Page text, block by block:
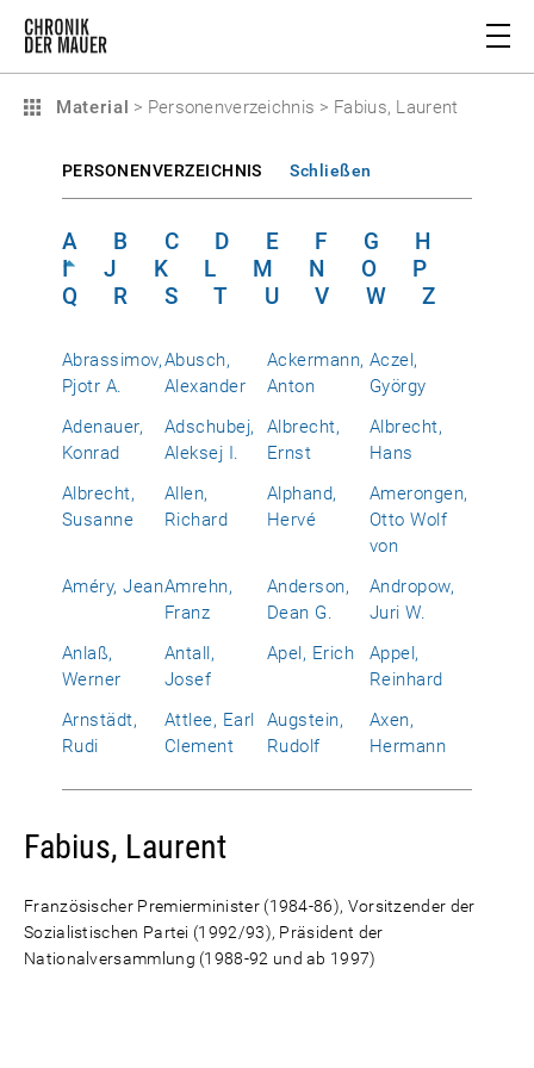
Material > Personenverzeichnis > Fabius, Laurent
PERSONENVERZEICHNIS Schließen
A B C D E F G
H
I
J K L M N O
P
Q
R S T U V W Z
Abrassimov,
Pjotr A.
Abusch,
Alexander
Ackermann,
Anton
Aczel,
György
Adenauer,
Konrad
Adschubej,
Aleksej I.
Albrecht,
Ernst
Albrecht,
Hans
Albrecht,
Susanne
Allen,
Richard
Alphand,
Hervé
Amerongen,
Otto Wolf
von
Améry, JeanAmrehn,
Franz
Anderson,
Dean G.
Andropow,
Juri W.
Anlaß,
Werner
Antall,
Josef
Apel, Erich
Appel,
Reinhard
Arnstädt,
Rudi
Attlee, Earl
Clement
Augstein,
Rudolf
Axen,
Hermann
Fabius, Laurent
Französischer Premierminister (1984-86), Vorsitzender der
Sozialistischen Partei (1992/93), Präsident der
Nationalversammlung (1988-92 und ab 1997)